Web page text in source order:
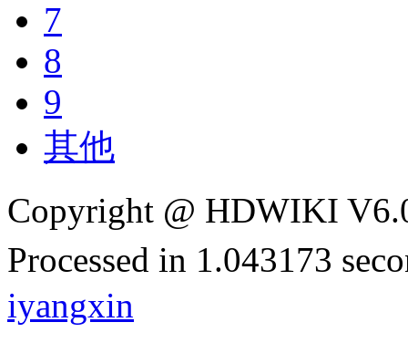
7
8
9
其他
Copyright @ HDWIKI
Processed in 1.043173
iyangxin